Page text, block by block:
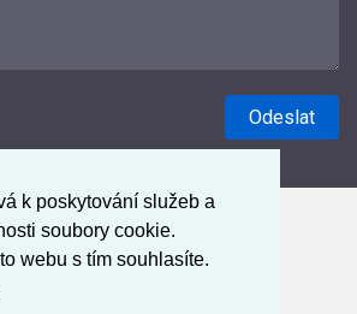
k poskytování služeb a
soubory cookie.
webu s tím souhlasíte.